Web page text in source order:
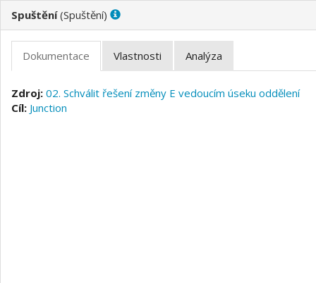
( )
02. Schválit řešení změny E vedoucím úseku oddělení
Junction